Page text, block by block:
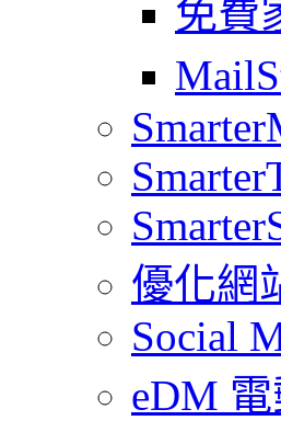
免費
優化網
Social
eDM